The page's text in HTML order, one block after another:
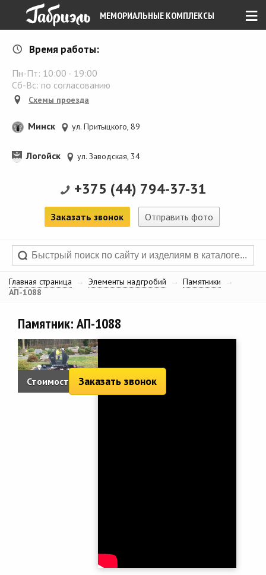
≡
МЕМОРИАЛЬНЫЕ КОМПЛЕКСЫ
Время работы:
Пн-Пт: 10:00 - 19:00
Сб-Вс: по согласованию
Схемы проезда
Минск ул. Притыцкого, 89
Логойск ул. Заводская, 34
+375 (44) 794-37-31
Заказать звонок Отправить фото
Главная страница → Элементы надгробий → Памятники
→
АП-1088
Памятник: АП-1088
Стоимость: 4 509 руб.
Заказать звонок